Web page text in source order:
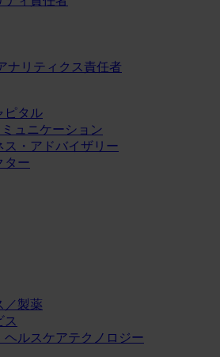
ナリティクス責任者
ピタル
ュニケーション
ス・アドバイザリー
ター
／製薬
ス
ヘルスケアテクノロジー